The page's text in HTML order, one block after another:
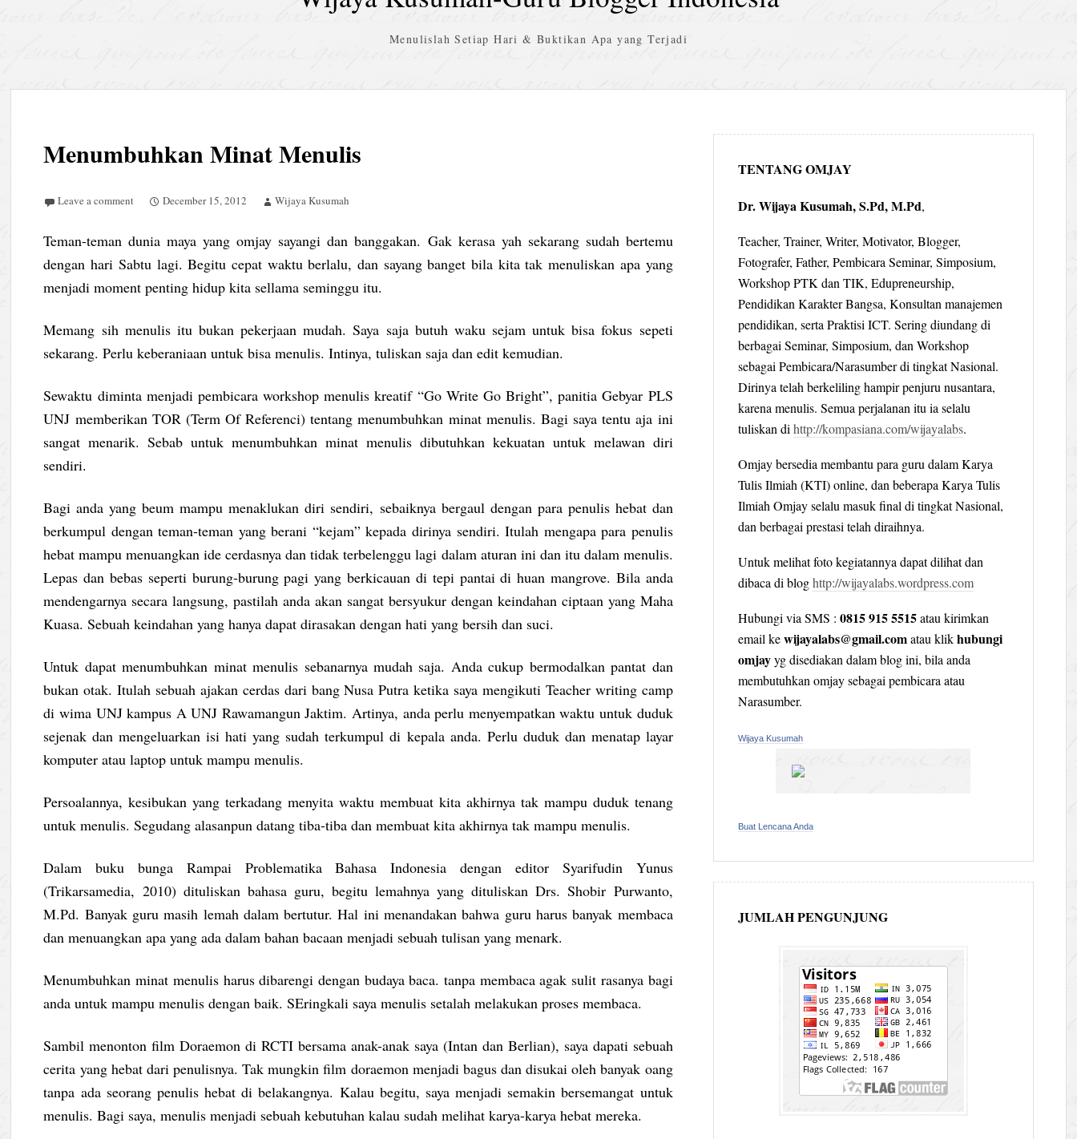
Menulislah Setiap Hari & Buktikan Apa yang Terjadi
Menumbuhkan Minat Menulis
Leave a comment December 15, 2012 Wijaya Kusumah
Teman-teman dunia maya yang omjay sayangi dan banggakan. Gak kerasa yah sekarang sudah bertemu
dengan hari Sabtu lagi. Begitu cepat waktu berlalu, dan sayang banget bila kita tak menuliskan apa yang
menjadi moment penting hidup kita sellama seminggu itu.
Memang sih menulis itu bukan pekerjaan mudah. Saya saja butuh waku sejam untuk bisa fokus sepeti
sekarang. Perlu keberaniaan untuk bisa menulis. Intinya, tuliskan saja dan edit kemudian.
Sewaktu diminta menjadi pembicara workshop menulis kreatif “Go Write Go Bright”, panitia Gebyar PLS
UNJ memberikan TOR (Term Of Referenci) tentang menumbuhkan minat menulis. Bagi saya tentu aja ini
sangat menarik. Sebab untuk menumbuhkan minat menulis dibutuhkan kekuatan untuk melawan diri
sendiri.
Bagi anda yang beum mampu menaklukan diri sendiri, sebaiknya bergaul dengan para penulis hebat dan
berkumpul dengan teman-teman yang berani “kejam” kepada dirinya sendiri. Itulah mengapa para penulis
hebat mampu menuangkan ide cerdasnya dan tidak terbelenggu lagi dalam aturan ini dan itu dalam menulis.
Lepas dan bebas seperti burung-burung pagi yang berkicauan di tepi pantai di huan mangrove. Bila anda
mendengarnya secara langsung, pastilah anda akan sangat bersyukur dengan keindahan ciptaan yang Maha
Kuasa. Sebuah keindahan yang hanya dapat dirasakan dengan hati yang bersih dan suci.
Untuk dapat menumbuhkan minat menulis sebanarnya mudah saja. Anda cukup bermodalkan pantat dan
bukan otak. Itulah sebuah ajakan cerdas dari bang Nusa Putra ketika saya mengikuti Teacher writing camp
di wima UNJ kampus A UNJ Rawamangun Jaktim. Artinya, anda perlu menyempatkan waktu untuk duduk
sejenak dan mengeluarkan isi hati yang sudah terkumpul di kepala anda. Perlu duduk dan menatap layar
komputer atau laptop untuk mampu menulis.
Persoalannya, kesibukan yang terkadang menyita waktu membuat kita akhirnya tak mampu duduk tenang
untuk menulis. Segudang alasanpun datang tiba-tiba dan membuat kita akhirnya tak mampu menulis.
Dalam buku bunga Rampai Problematika Bahasa Indonesia dengan editor Syarifudin Yunus
(Trikarsamedia, 2010) dituliskan bahasa guru, begitu lemahnya yang dituliskan Drs. Shobir Purwanto,
M.Pd. Banyak guru masih lemah dalam bertutur. Hal ini menandakan bahwa guru harus banyak membaca
dan menuangkan apa yang ada dalam bahan bacaan menjadi sebuah tulisan yang menark.
Menumbuhkan minat menulis harus dibarengi dengan budaya baca. tanpa membaca agak sulit rasanya bagi
anda untuk mampu menulis dengan baik. SEringkali saya menulis setalah melakukan proses membaca.
Sambil menonton film Doraemon di RCTI bersama anak-anak saya (Intan dan Berlian), saya dapati sebuah
cerita yang hebat dari penulisnya. Tak mungkin film doraemon menjadi bagus dan disukai oleh banyak oang
tanpa ada seorang penulis hebat di belakangnya. Kalau begitu, saya menjadi semakin bersemangat untuk
menulis. Bagi saya, menulis menjadi sebuah kebutuhan kalau sudah melihat karya-karya hebat mereka.
TENTANG OMJAY
Dr. Wijaya Kusumah, S.Pd, M.Pd,
Teacher, Trainer, Writer, Motivator, Blogger,
Fotografer, Father, Pembicara Seminar, Simposium,
Workshop PTK dan TIK, Edupreneurship,
Pendidikan Karakter Bangsa, Konsultan manajemen
pendidikan, serta Praktisi ICT. Sering diundang di
berbagai Seminar, Simposium, dan Workshop
sebagai Pembicara/Narasumber di tingkat Nasional.
Dirinya telah berkeliling hampir penjuru nusantara,
karena menulis. Semua perjalanan itu ia selalu
tuliskan di http://kompasiana.com/wijayalabs.
Omjay bersedia membantu para guru dalam Karya
Tulis Ilmiah (KTI) online, dan beberapa Karya Tulis
Ilmiah Omjay selalu masuk final di tingkat Nasional,
dan berbagai prestasi telah diraihnya.
Untuk melihat foto kegiatannya dapat dilihat dan
dibaca di bloghttp://wijayalabs.wordpress.com
Hubungi via SMS : 0815 915 5515atau kirimkan
email kewijayalabs@gmail.comatau klikhubungi
omjayyg disediakan dalam blog ini, bila anda
membutuhkan omjay sebagai pembicara atau
Narasumber.
Wijaya Kusumah
Buat Lencana Anda
JUMLAH PENGUNJUNG